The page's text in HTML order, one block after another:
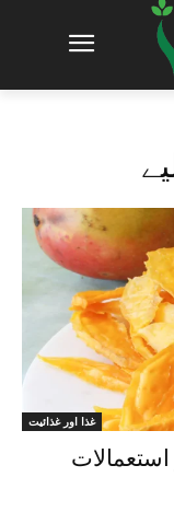
غذا اور غذائیت